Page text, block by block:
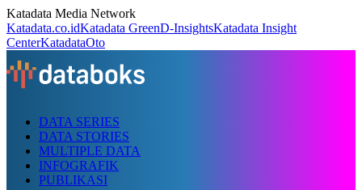
Katadata Media Network
Katadata.co.idKatadata GreenD-InsightsKatadata Insight
CenterKatadataOto
DATA SERIES
DATA STORIES
MULTIPLE DATA
INFOGRAFIK
PUBLIKASI